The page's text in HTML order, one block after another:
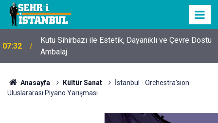
07:32
Kutu Sihirbazı ile Estetik, Dayanıklı ve Çevre Dostu
Ambalaj
Anasayfa Kültür Sanat
İstanbul - Orchestra'sion
Uluslararası Piyano Yarışması